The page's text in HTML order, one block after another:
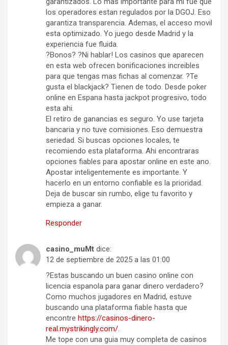
los operadores estan regulados por la DGOJ. Eso
garantiza transparencia. Ademas, el acceso movil
esta optimizado. Yo juego desde Madrid y la
experiencia fue fluida.
?Bonos? ?Ni hablar! Los casinos que aparecen
en esta web ofrecen bonificaciones increibles
para que tengas mas fichas al comenzar. ?Te
gusta el blackjack? Tienen de todo. Desde poker
online en Espana hasta jackpot progresivo, todo
esta ahi.
El retiro de ganancias es seguro. Yo use tarjeta
bancaria y no tuve comisiones. Eso demuestra
seriedad. Si buscas opciones locales, te
recomiendo esta plataforma. Ahi encontraras
opciones fiables para apostar online en este ano.
Apostar inteligentemente es importante. Y
hacerlo en un entorno confiable es la prioridad.
Deja de buscar sin rumbo, elige tu favorito y
empieza a ganar.
Responder
casino_muMt dice:
12 de septiembre de 2025 a las 01:00
?Estas buscando un buen casino online con
licencia espanola para ganar dinero verdadero?
Como muchos jugadores en Madrid, estuve
buscando una plataforma fiable hasta que
encontre https://casinos-dinero-
real.mystrikingly.com/.
Me tope con una guia muy completa de casinos